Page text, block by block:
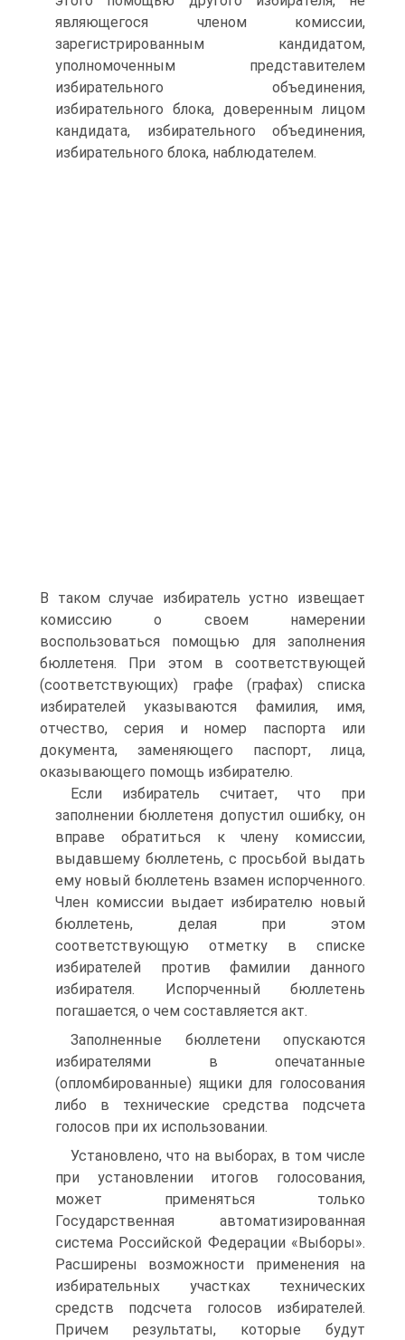
являющегося членом комиссии,
зарегистрированным кандидатом,
уполномоченным представителем
избирательного объединения,
избирательного блока, доверенным лицом
кандидата, избирательного объединения,
избирательного блока, наблюдателем.
В таком случае избиратель устно извещает
комиссию о своем намерении
воспользоваться помощью для заполнения
бюллетеня. При этом в соответствующей
(соответствующих) графе (графах) списка
избирателей указываются фамилия, имя,
отчество, серия и номер паспорта или
документа, заменяющего паспорт, лица,
оказывающего помощь избирателю.
Если избиратель считает, что при
заполнении бюллетеня допустил ошибку, он
вправе обратиться к члену комиссии,
выдавшему бюллетень, с просьбой выдать
ему новый бюллетень взамен испорченного.
Член комиссии выдает избирателю новый
бюллетень, делая при этом
соответствующую отметку в списке
избирателей против фамилии данного
избирателя. Испорченный бюллетень
погашается, о чем составляется акт.
Заполненные бюллетени опускаются
избирателями в опечатанные
(опломбированные) ящики для голосования
либо в технические средства подсчета
голосов при их использовании.
Установлено, что на выборах, в том числе
при установлении итогов голосования,
может применяться только
Государственная автоматизированная
система Российской Федерации «Выборы».
Расширены возможности применения на
избирательных участках технических
средств подсчета голосов избирателей.
Причем результаты, которые будут